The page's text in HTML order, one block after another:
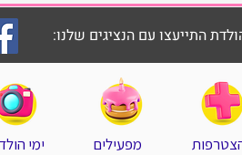
התייעצו עם הנציגים שלנו:
מפעילים ימי